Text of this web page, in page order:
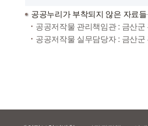
공공누리가 부착되지 않은 자료
공공저작물 관리책임관 : 금산
공공저작물 실무담당자 : 금산